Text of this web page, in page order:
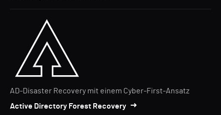
AD-Disaster Recovery mit einem Cyber-First-Ansatz
Active Directory Forest Recovery